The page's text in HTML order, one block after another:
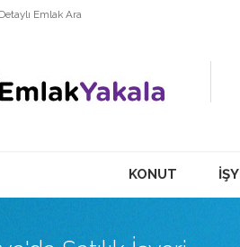
Detaylı Emlak Ara
KONUT